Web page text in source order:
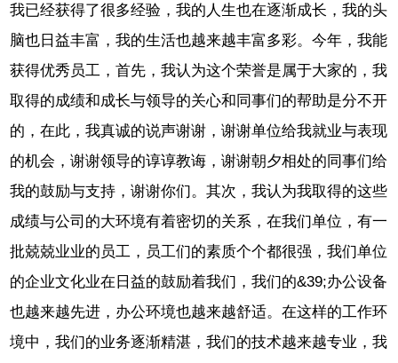
我已经获得了很多经验，我的人生也在逐渐成长，我的头
脑也日益丰富，我的生活也越来越丰富多彩。今年，我能
获得优秀员工，首先，我认为这个荣誉是属于大家的，我
取得的成绩和成长与领导的关心和同事们的帮助是分不开
的，在此，我真诚的说声谢谢，谢谢单位给我就业与表现
的机会，谢谢领导的谆谆教诲，谢谢朝夕相处的同事们给
我的鼓励与支持，谢谢你们。其次，我认为我取得的这些
成绩与公司的大环境有着密切的关系，在我们单位，有一
批兢兢业业的员工，员工们的素质个个都很强，我们单位
的企业文化业在日益的鼓励着我们，我们的&39;办公设备
也越来越先进，办公环境也越来越舒适。在这样的工作环
境中，我们的业务逐渐精湛，我们的技术越来越专业，我